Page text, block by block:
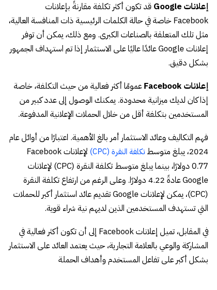
إعلانات Google
قد تكون أكثر تكلفة مقارنةً بإعلانات
Facebook خاصة في حالة الكلمات الرئيسية ذات المنافسة العالية،
مثل تلك المتعلقة بالصناعات الكبرى. ومع ذلك، يمكن أن توفر
إعلانات Google عائدًا عاليًا على الاستثمار إذا تم استهداف الجمهور
بشكل دقيق.
إعلانات Facebook
عمومًا أكثر فعالية من حيث التكلفة، خاصة
إذا كان لديك ميزانية محدودة. يمكنك الوصول إلى عدد كبير من
المستخدمين بتكلفة أقل من خلال الحملات الإعلانية المدفوعة.
فهم التكاليف وعائد الاستثمار أمر بالغ الأهمية. اعتبارًا من أوائل عام
2024، يبلغ متوسط ​​
تكلفة النقرة (CPC)
لإعلانات Facebook
0.77 دولارًا، بينما يبلغ متوسط ​​تكلفة النقرة (CPC) لإعلانات
Google عادةً 4.22 دولارًا. وعلى الرغم من ارتفاع تكلفة النقرة
(CPC)، يمكن لإعلانات Google تقديم عائد استثمار أكبر للحملات
التي تستهدف المستخدمين الذين لديهم نية شراء قوية.
في المقابل، تميل إعلانات Facebook إلى أن تكون أكثر فعالية في
المشاركة والوعي بالعلامة التجارية، حيث يعتمد العائد على الاستثمار
بشكل أكبر على تفاعل المستخدم وأهداف الحملة